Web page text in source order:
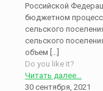
Российской
бюджетном
сельского
сельского
объем
Do you like it?
Читать далее...
30 сентября, 2021